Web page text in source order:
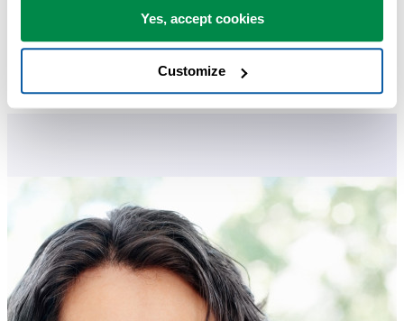
Yes, accept cookies
Customize
Immetti licenza...
per lo strumento successivo.